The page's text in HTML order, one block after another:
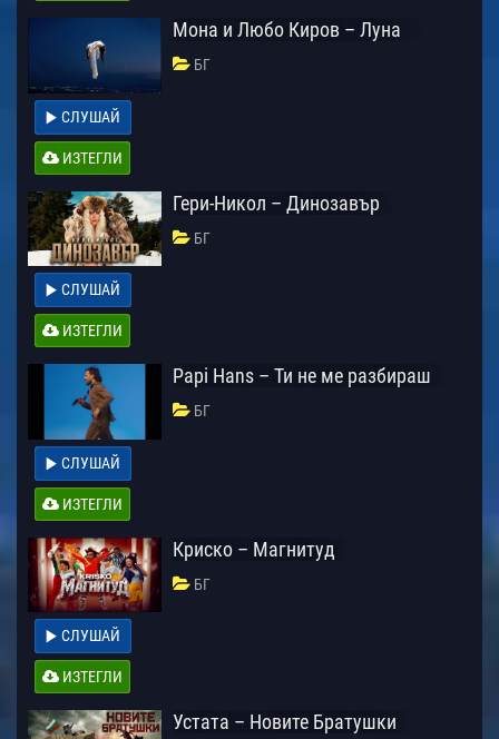
Мона и Любо Киров – Луна
БГ
СЛУШАЙ
ИЗТЕГЛИ
Гери-Никол – Динозавър
БГ
СЛУШАЙ
ИЗТЕГЛИ
Papi Hans – Ти не ме разбираш
БГ
СЛУШАЙ
ИЗТЕГЛИ
Криско – Магнитуд
БГ
СЛУШАЙ
ИЗТЕГЛИ
Устата – Новите Братушки